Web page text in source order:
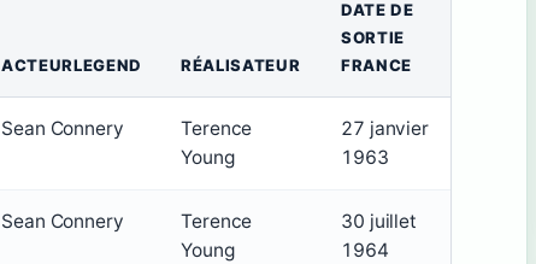
ACTEURLEGEND RÉALISATEUR
DATE DE
SORTIE
FRANCE
Sean Connery
Terence
Young
27 janvier
1963
Sean Connery
Terence
Young
30 juillet
1964